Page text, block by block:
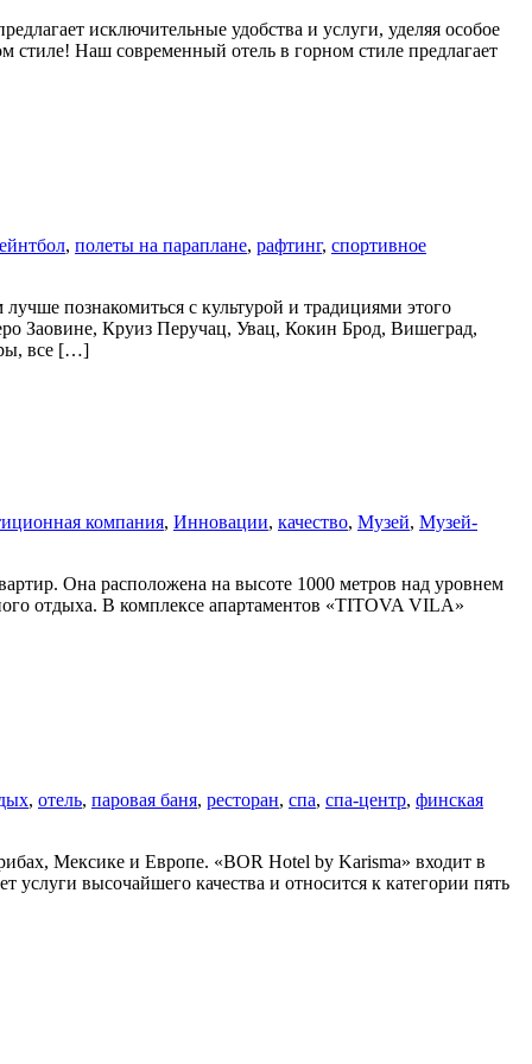
исключительные удобства и услуги, уделяя особое
стиле! Наш современный отель в горном стиле предлагает
, полеты на параплане, рафтинг, спортивное
познакомиться с культурой и традициями этого
Заовине, Круиз Перучац, Увац, Кокин Брод, Вишеград,
все […]
компания, Инновации, качество, Музей, Музей-
Онa расположенa на высоте 1000 метров над уровнем
отдыха. В комплексе апартаментов «TITOVA VILA»
, отель, паровая баня, ресторан, спа, спа-центр, финская
Мексике и Европе. «BOR Hotel by Karisma» входит в
высочайшего качества и относится к категории пять